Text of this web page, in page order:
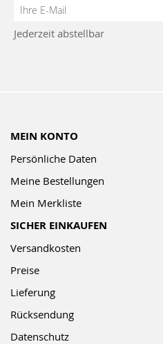
Anmeldung
Newsletter:
Jederzeit abstellbar
MEIN KONTO
Persönliche Daten
Meine Bestellungen
Mein Merkliste
SICHER EINKAUFEN
Versandkosten
Preise
Lieferung
Rücksendung
Datenschutz